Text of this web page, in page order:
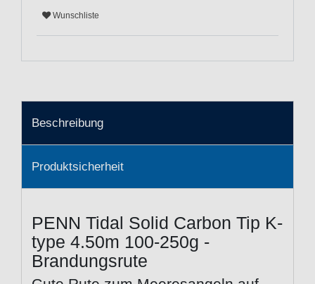
Wunschliste
Beschreibung
Produktsicherheit
PENN Tidal Solid Carbon Tip K-
type 4.50m 100-250g -
Brandungsrute